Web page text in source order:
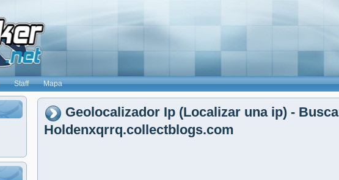
Staff Mapa
Geolocalizador Ip (Localizar una ip) -
Holdenxqrrq.collectblogs.com